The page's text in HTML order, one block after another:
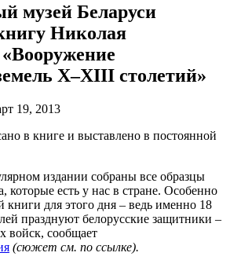
музей Беларуси
Николая
Х–ХІІІ столетий»
19, 2013
в книге и выставлено в постоянной
издании собраны все образцы
которые есть у нас в стране. Особенно
книги для этого дня – ведь именно 18
празднуют белорусские защитники –
войск, сообщает
(сюжет см. по ссылке).